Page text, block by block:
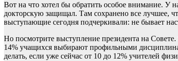
Вот на что хотел бы обратить особое внимание.
докторскую защищал. Там сохранено все лучшее,
выступающие сегодня подчеркивали: не бывает
Но посмотрите выступление президента на
14% учащихся выбирают профильными
делать, если уже сейчас от 10 до 12% учителей